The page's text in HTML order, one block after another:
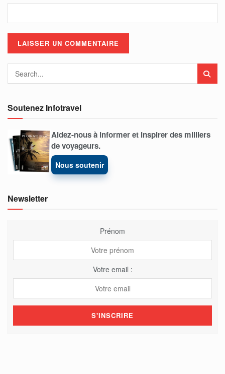
Soutenez Infotravel
Aidez-nous à informer et inspirer des milliers
de voyageurs.
Nous soutenir
Newsletter
Prénom
Votre email :